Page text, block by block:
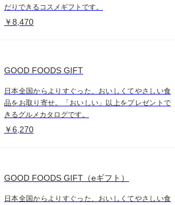
だりできるコスメギフトです。
￥8,470
GOOD FOODS GIFT
日本全国からよりすぐった、おいしくてやさしい食
品をお取り寄せ。「おいしい」以上をプレゼントで
きるグルメカタログです。
￥6,270
GOOD FOODS GIFT（eギフト）
日本全国からよりすぐった、おいしくてやさしい食